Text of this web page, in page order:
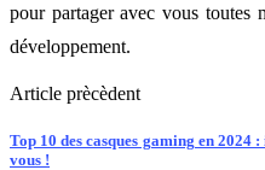
pour partager avec vous toutes
développement.
Article prècèdent
Top 10 des casques gaming en
vous !